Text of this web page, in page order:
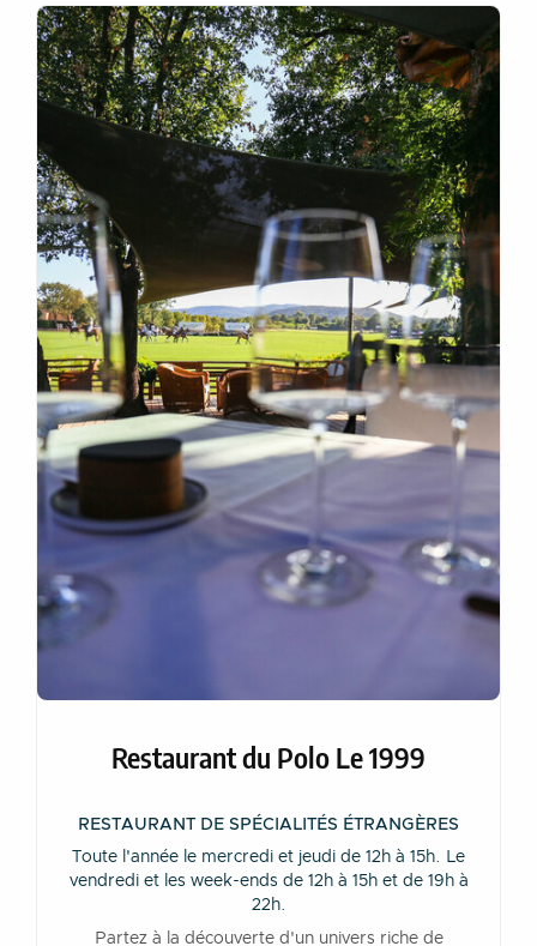
Restaurant du Polo Le 1999
RESTAURANT DE SPÉCIALITÉS ÉTRANGÈRES
Toute l'année le mercredi et jeudi de 12h à 15h. Le
vendredi et les week-ends de 12h à 15h et de 19h à
22h.
Partez à la découverte d'un univers riche de